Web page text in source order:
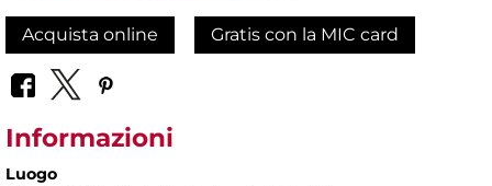
Acquista online Gratis con la MIC card
Informazioni
Luogo